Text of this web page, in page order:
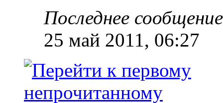
Последнее
25 май 2011, 06:27